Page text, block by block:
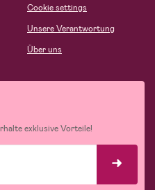
Cookie settings
Unsere Verantwortung
Über uns
exklusive Vorteile!